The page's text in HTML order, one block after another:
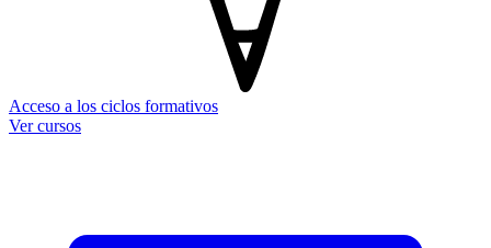
Acceso a los ciclos formativos
Ver cursos